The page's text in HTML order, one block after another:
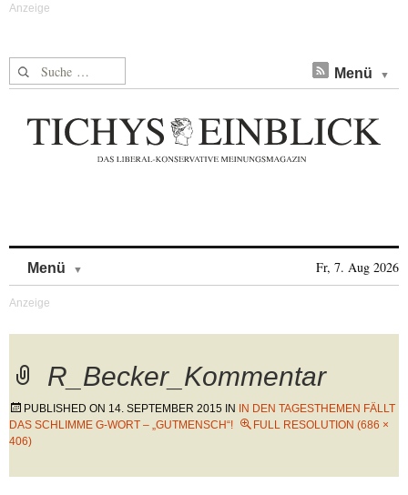
Suche nach: Menü
Menü Fr, 7. Aug 2026
R_Becker_Kommentar
PUBLISHED ON 14. SEPTEMBER 2015 IN
IN DEN TAGESTHEMEN FÄLLT
DAS SCHLIMME G-WORT – „GUTMENSCH“!
FULL RESOLUTION (686 ×
406)